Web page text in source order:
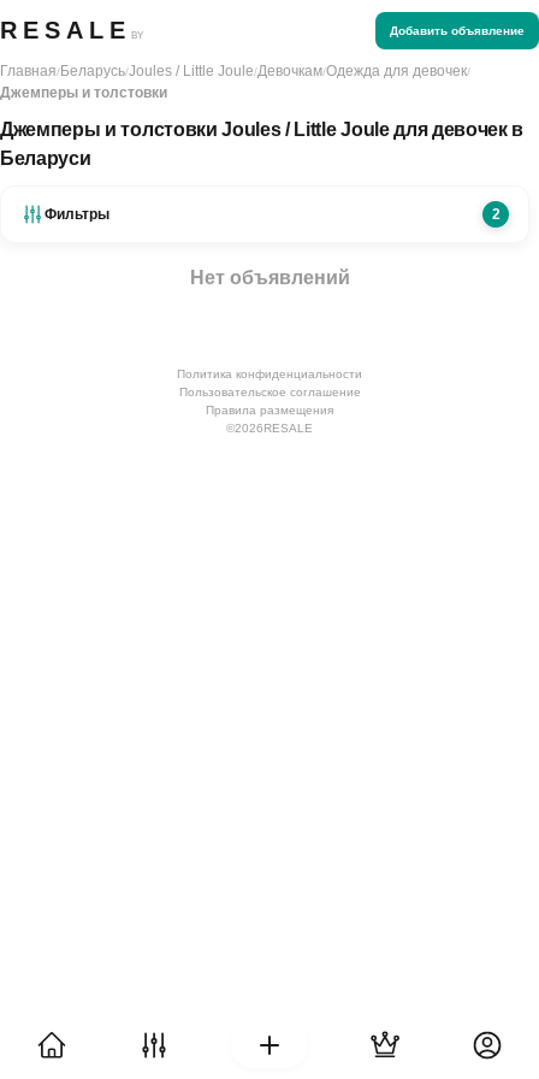
RESALE BY Добавить объявление
Главная/Беларусь/Joules / Little Joule/Девочкам/Одежда для девочек/
Джемперы и толстовки
Джемперы и толстовки Joules / Little Joule для девочек в
Беларуси
Фильтры 2
Нет объявлений
Политика конфиденциальности
Пользовательское соглашение
Правила размещения
©2026RESALE